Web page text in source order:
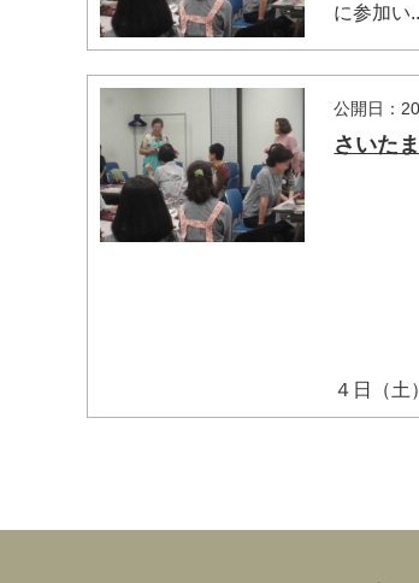
に参加い
公開日：
さいた
４日（土